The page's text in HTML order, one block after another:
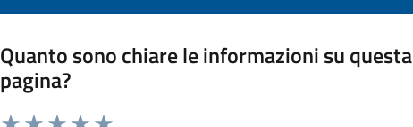
Quanto sono chiare le informazioni su questa
pagina?
Valuta da 1 a 5 stelle la pagina